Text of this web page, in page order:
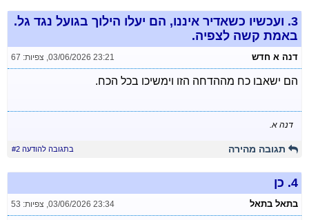
3. ועכשיו כשאדיר איננו, הם יעלו הילוך בגועל נגד גל.
באמת קשה לצפיה.
דנה א חדש 03/06/2026 23:21
, צפיות: 67
הם ישאבו כח מההדחה הזו וימשיכו בכל הכח.
דנה א.
תגובה מהירה בתגובה להודעה #2
4. כן
בתאל בתאל 03/06/2026 23:34
, צפיות: 53